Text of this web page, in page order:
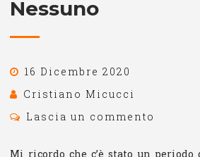
Nessuno
16 Dicembre 2020
Cristiano Micucci
Lascia un commento
Mi ricordo che c’è stato un